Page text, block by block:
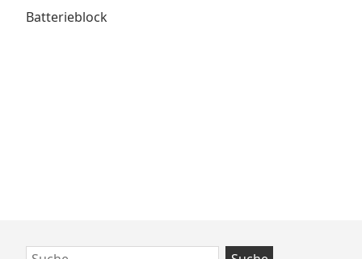
Batterieblock
Zum
Suche